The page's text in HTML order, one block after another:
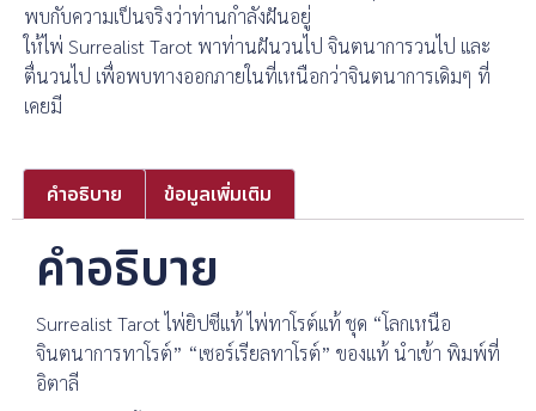
พบกับความเป็นจริงว่าท่านกำลังฝันอยู่
ให้ไพ่ Surrealist Tarot พาท่านฝันวนไป จินตนาการวนไป และ
ตื่นวนไป เพื่อพบทางออกภายในที่เหนือกว่าจินตนาการเดิมๆ ที่
เคยมี
คำอธิบาย ข้อมูลเพิ่มเติม
คำอธิบาย
Surrealist Tarot ไพ่ยิปซีแท้ ไพ่ทาโรต์แท้ ชุด “โลกเหนือ
จินตนาการทาโรต์” “เซอร์เรียลทาโรต์” ของแท้ นำเข้า พิมพ์ที่
อิตาลี